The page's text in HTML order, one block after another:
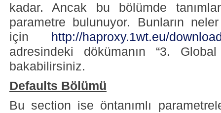
kadar. Ancak bu bölümde
parametre bulunuyor. Bunların
için
http://haproxy.1wt.eu/
adresindeki dökümanın “3.
bakabilirsiniz.
Defaults Bölümü
Bu section ise öntanımlı